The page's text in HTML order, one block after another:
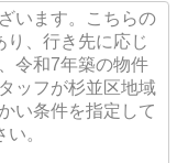
います。こちらの
り、行き先に応じ
令和7年築の物件
ッフが杉並区地域
い条件を指定して
。